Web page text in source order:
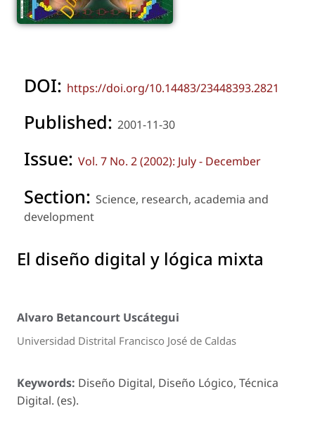
DOI: https://doi.org/10.14483/23448393.2821
Published: 2001-11-30
Issue: Vol. 7 No. 2 (2002): July - December
Section: Science, research, academia and
development
El diseño digital y lógica mixta
Alvaro Betancourt Uscátegui
Universidad Distrital Francisco José de Caldas
Keywords: Diseño Digital, Diseño Lógico, Técnica
Digital. (es).